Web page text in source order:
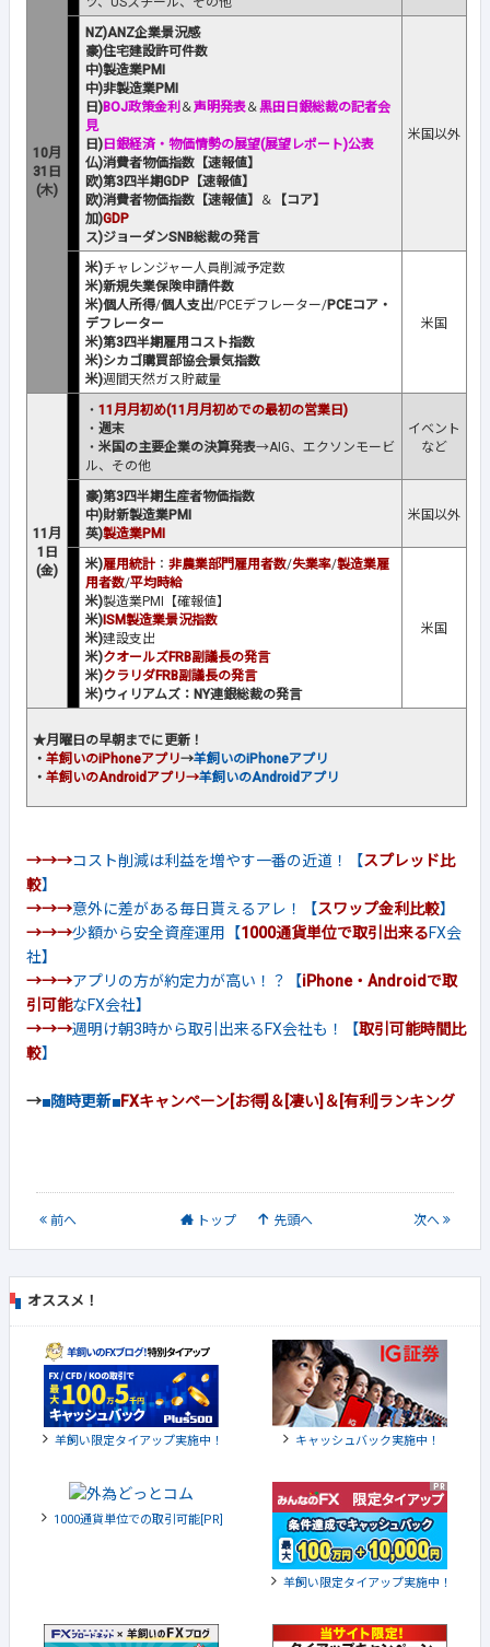
10月
31日
(木)
NZ)ANZ企業景況感
豪)住宅建設許可件数
中)製造業PMI
中)非製造業PMI
日)BOJ政策金利 ＆声明発表＆黒田日銀総裁の記者会
見
日) 日銀経済・物価情勢の展望(展望レポート)公表
仏)消費者物価指数【速報値】
欧)第3四半期GDP【速報値】
欧)消費者物価指数【速報値】
＆
【コア】
加)GDP
ス)ジョーダンSNB総裁の発言
米国以外
米)チャレンジャー人員削減予定数
米)新規失業保険申請件数
米)個人所得/個人支出/PCEデフレーター/PCEコア・
デフレーター
米)第3四半期雇用コスト指数
米)シカゴ購買部協会景気指数
米)週間天然ガス貯蔵量
米国
11月
1日
(金)
・ 11月月初め(11月月初めでの最初の営業日)
・ 週末
・ 米国の主要企業の決算発表→AIG、エクソンモービ
ル、その他
イベント
など
豪)第3四半期生産者物価指数
中)財新製造業PMI
英)製造業PMI
米国以外
米)雇用統計： 非農業部門雇用者数/失業率/製造業雇
用者数/平均時給
米)製造業PMI【確報値】
米) ISM製造業景況指数
米)建設支出
米)クオールズFRB副議長の発言
米)クラリダFRB副議長の発言
米)ウィリアムズ：NY連銀総裁の発言
米国
★月曜日の早朝までに更新！
・ 羊飼いのiPhoneアプリ→羊飼いのiPhoneアプリ
・ 羊飼いのAndroidアプリ→羊飼いのAndroidアプリ
→→→コスト削減は利益を増やす一番の近道！【スプレッド比
較】
→→→意外に差がある毎日貰えるアレ！【スワップ金利比較】
→→→少額から安全資産運用【1000通貨単位で取引出来るFX会
社】
→→→アプリの方が約定力が高い！？【iPhone・Androidで取
引可能なFX会社】
→→→週明け朝3時から取引出来るFX会社も！【取引可能時間比
較】
→■随時更新■FXキャンペーン[お得]＆[凄い]＆[有利]ランキング
前へ トップ 先頭へ 次へ
オススメ！
羊飼い限定タイアップ実施中！ キャッシュバック実施中！
1000通貨単位での取引可能[PR]
羊飼い限定タイアップ実施中！